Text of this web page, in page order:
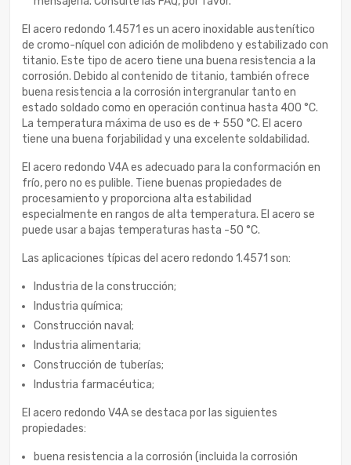
El acero redondo 1.4571 es un acero inoxidable austenítico
de cromo-níquel con adición de molibdeno y estabilizado con
titanio. Este tipo de acero tiene una buena resistencia a la
corrosión. Debido al contenido de titanio, también ofrece
buena resistencia a la corrosión intergranular tanto en
estado soldado como en operación continua hasta 400 °C.
La temperatura máxima de uso es de + 550 °C. El acero
tiene una buena forjabilidad y una excelente soldabilidad.
El acero redondo V4A es adecuado para la conformación en
frío, pero no es pulible. Tiene buenas propiedades de
procesamiento y proporciona alta estabilidad
especialmente en rangos de alta temperatura. El acero se
puede usar a bajas temperaturas hasta -50 °C.
Las aplicaciones típicas del acero redondo 1.4571 son:
Industria de la construcción;
Industria química;
Construcción naval;
Industria alimentaria;
Construcción de tuberías;
Industria farmacéutica;
El acero redondo V4A se destaca por las siguientes
propiedades:
buena resistencia a la corrosión (incluida la corrosión